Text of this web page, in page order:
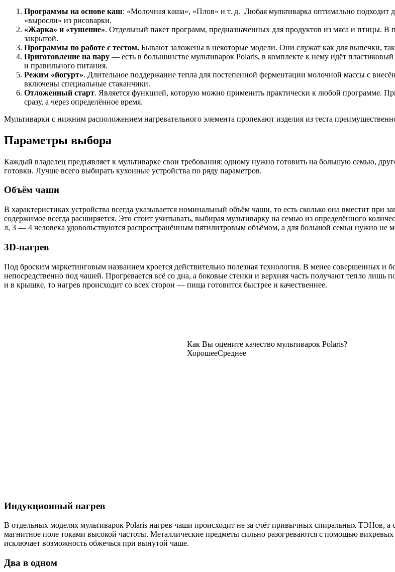
Программы на основе каш: «Молочная каша», «Плов» и т. д. Любая мультиварка оптимально подходит
«выросли» из рисоварки.
«Жарка» и «тушение». Отдельный пакет программ, предназначенных для продуктов из мяса и птицы.
закрытой.
Программы по работе с тестом. Бывают заложены в некоторые модели. Они служат как для выпечки,
Приготовление на пару — есть в большинстве мультиварок Polaris, в комплекте к нему идёт
и правильного питания.
Режим «йогурт». Длительное поддержание тепла для постепенной ферментации молочной массы с
включены специальные стаканчики.
Отложенный старт. Является функцией, которую можно применить практически к любой программе.
сразу, а через определённое время.
Мультиварки с нижним расположением нагревательного элемента пропекают изделия из теста
Параметры выбора
Каждый владелец предъявляет к мультиварке свои требования: одному нужно готовить на большую семью,
готовки. Лучше всего выбирать кухонные устройства по ряду параметров.
Объём чаши
В характеристиках устройства всегда указывается номинальный объём чаши, то есть сколько она вместит при
содержимое всегда расширяется. Это стоит учитывать, выбирая мультиварку на семью из определённого
л, 3 — 4 человека удовольствуются распространённым пятилитровым объёмом, а для большой семьи нужно не
3D-нагрев
Под броским маркетинговым названием кроется действительно полезная технология. В менее совершенных
непосредственно под чашей. Прогревается всё со дна, а боковые стенки и верхняя часть получают тепло
и в крышке, то нагрев происходит со всех сторон — пища готовится быстрее и качественнее.
Как Вы оцените качество мультиварок Polaris?
ХорошееСреднее
Индукционный нагрев
В отдельных моделях мультиварок Polaris нагрев чаши происходит не за счёт привычных спиральных ТЭНов,
магнитное поле токами высокой частоты. Металлические предметы сильно разогреваются с помощью
исключает возможность обжечься при вынутой чаше.
Два в одном